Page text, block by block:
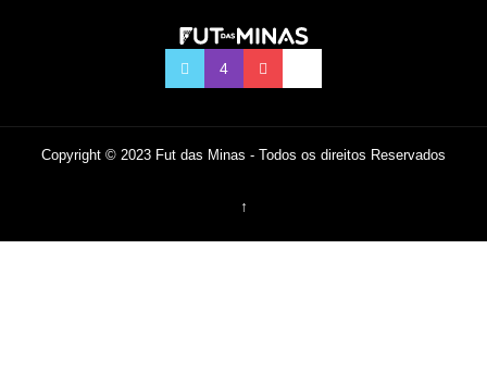
Copyright © 2023 Fut das Minas - Todos os direitos Reservados
↑